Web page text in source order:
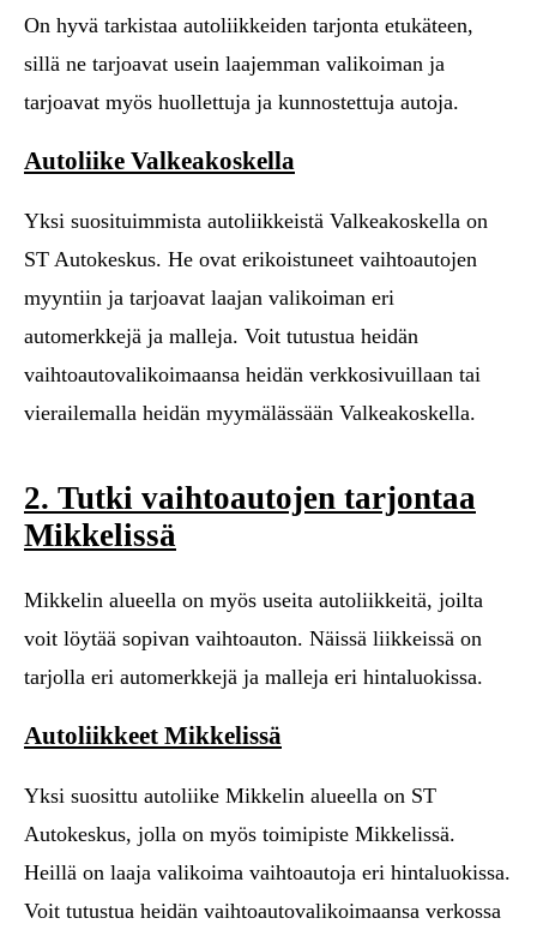
On hyvä tarkistaa autoliikkeiden tarjonta etukäteen,
sillä ne tarjoavat usein laajemman valikoiman ja
tarjoavat myös huollettuja ja kunnostettuja autoja.
Autoliike Valkeakoskella
Yksi suosituimmista autoliikkeistä Valkeakoskella on
ST Autokeskus. He ovat erikoistuneet vaihtoautojen
myyntiin ja tarjoavat laajan valikoiman eri
automerkkejä ja malleja. Voit tutustua heidän
vaihtoautovalikoimaansa heidän verkkosivuillaan tai
vierailemalla heidän myymälässään Valkeakoskella.
2. Tutki vaihtoautojen tarjontaa
Mikkelissä
Mikkelin alueella on myös useita autoliikkeitä, joilta
voit löytää sopivan vaihtoauton. Näissä liikkeissä on
tarjolla eri automerkkejä ja malleja eri hintaluokissa.
Autoliikkeet Mikkelissä
Yksi suosittu autoliike Mikkelin alueella on ST
Autokeskus, jolla on myös toimipiste Mikkelissä.
Heillä on laaja valikoima vaihtoautoja eri hintaluokissa.
Voit tutustua heidän vaihtoautovalikoimaansa verkossa